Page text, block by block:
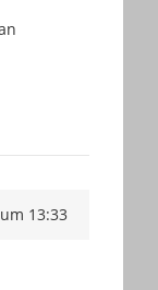
Erstellens
Erstellens
13:33